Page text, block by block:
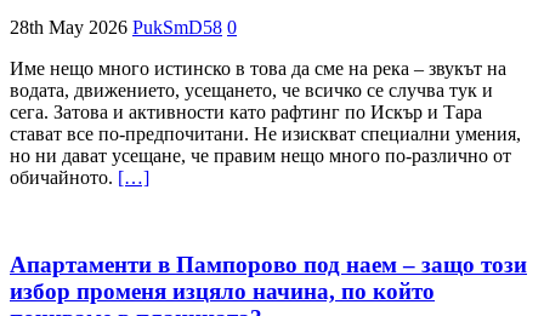
28th May 2026 PukSmD58 0
Име нещо много истинско в това да сме на река – звукът на
водата, движението, усещането, че всичко се случва тук и
сега. Затова и активности като рафтинг по Искър и Тара
стават все по-предпочитани. Не изискват специални умения,
но ни дават усещане, че правим нещо много по-различно от
обичайното. […]
Апартаменти в Пампорово под наем – защо този
избор променя изцяло начина, по който